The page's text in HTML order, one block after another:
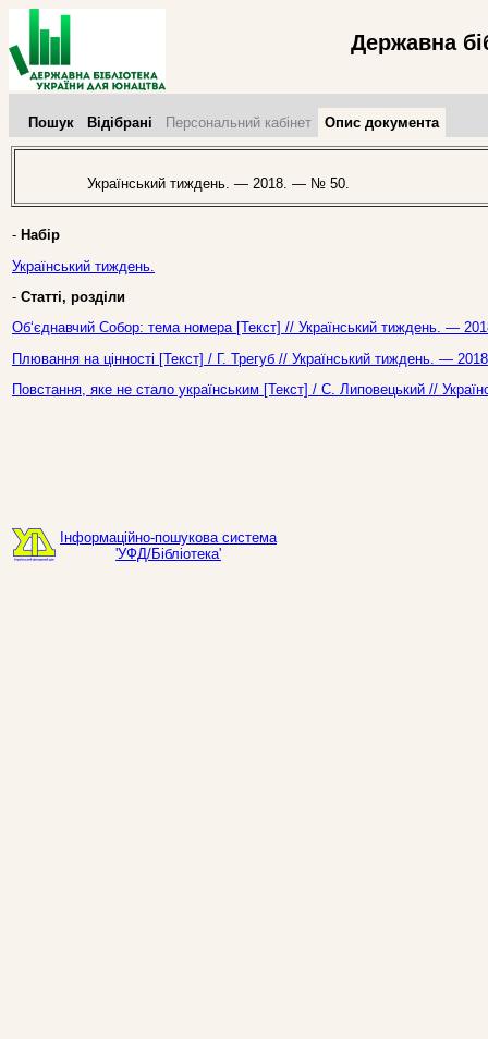
Державна
Пошук Відібрані Персональний кабінет Опис документа
Український тиждень. — 2018. — № 50.
- Набір
Український тиждень.
- Статті, розділи
Об‘єднавчий Собор: тема номера [Текст] // Український тиждень. —
Плювання на цінності [Текст] / Г. Трегуб // Український тиждень. —
Повстання, яке не стало українським [Текст] / С. Липовецький //
Інформаційно-пошукова система
'УФД/Бібліотека'